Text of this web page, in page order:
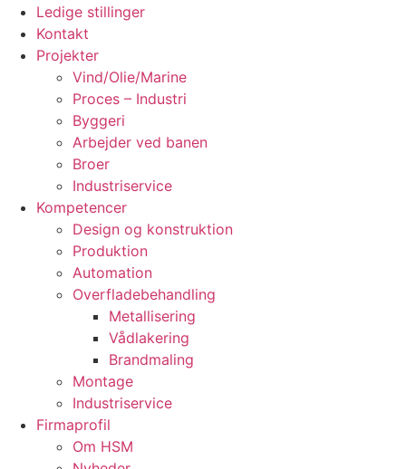
Ledige stillinger
Kontakt
Projekter
Vind/Olie/Marine
Proces – Industri
Byggeri
Arbejder ved banen
Broer
Industriservice
Kompetencer
Design og konstruktion
Produktion
Automation
Overfladebehandling
Metallisering
Vådlakering
Brandmaling
Montage
Industriservice
Firmaprofil
Om HSM